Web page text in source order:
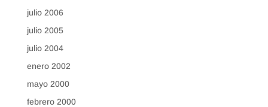
julio 2006
julio 2005
julio 2004
enero 2002
mayo 2000
febrero 2000